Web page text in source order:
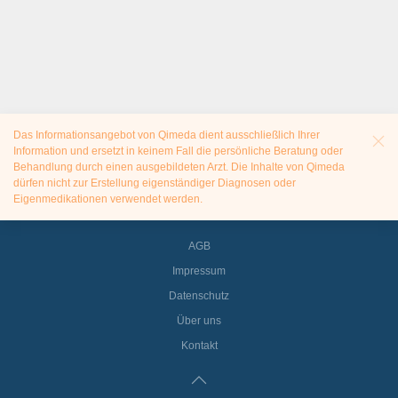
Das Informationsangebot von Qimeda dient ausschließlich Ihrer
Information und ersetzt in keinem Fall die persönliche Beratung oder
Behandlung durch einen ausgebildeten Arzt. Die Inhalte von Qimeda
dürfen nicht zur Erstellung eigenständiger Diagnosen oder
Eigenmedikationen verwendet werden.
AGB
Impressum
Datenschutz
Über uns
Kontakt